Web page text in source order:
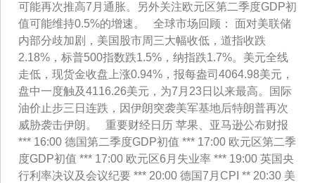
可能再次推高7月通胀。另外关注欧元区第二季度GDP初
值可能维持0.5%的增速。 全球市场回顾： 面对美联储
内部分歧加剧，美国股市周三大幅收低，道指收跌
2.18%，标普500指数跌1.5%，纳指跌1.7%。美元全线
走低，现货金收盘上涨0.94%，报每盎司4064.98美元，
盘中一度触及4116.26美元，为7月23日以来最高。国际
油价止步三日连跌，因伊朗突袭美军基地后特朗普再次
威胁袭击伊朗。 重要财经日历 苹果、亚马逊公布财报
*** 16:00 德国第二季度GDP初值 *** 17:00 欧元区第二季
度GDP初值 *** 17:00 欧元区6月失业率 *** 19:00 英国央
行利率决议及会议纪要 *** 20:00 德国7月CPI ** 20:30 美